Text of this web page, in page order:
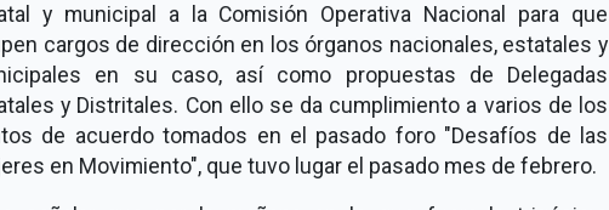
y municipal a la Comisión Operativa Nacional para que
cargos de dirección en los órganos nacionales, estatales y
en su caso, así como propuestas de Delegadas
y Distritales. Con ello se da cumplimiento a varios de los
de acuerdo tomados en el pasado foro "Desafíos de las
en Movimiento", que tuvo lugar el pasado mes de febrero.